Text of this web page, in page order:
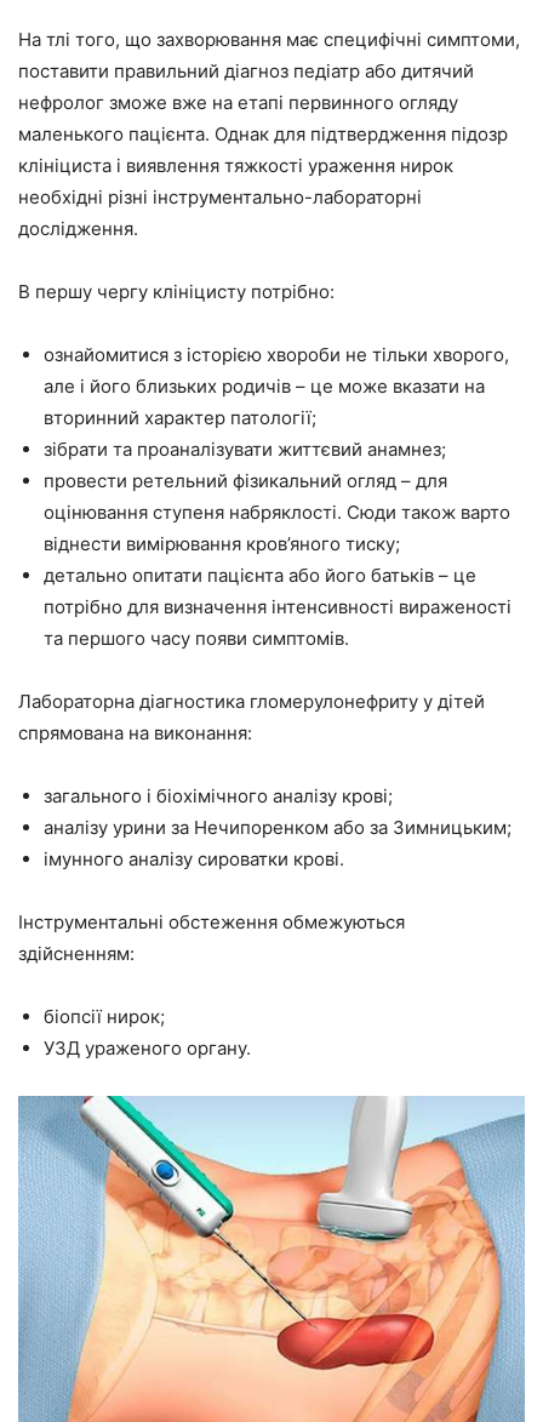
На тлі того, що захворювання має специфічні симптоми,
поставити правильний діагноз педіатр або дитячий
нефролог зможе вже на етапі первинного огляду
маленького пацієнта. Однак для підтвердження підозр
клініциста і виявлення тяжкості ураження нирок
необхідні різні інструментально-лабораторні
дослідження.
В першу чергу клініцисту потрібно:
ознайомитися з історією хвороби не тільки хворого,
але і його близьких родичів – це може вказати на
вторинний характер патології;
зібрати та проаналізувати життєвий анамнез;
провести ретельний фізикальний огляд – для
оцінювання ступеня набряклості. Сюди також варто
віднести вимірювання кров’яного тиску;
детально опитати пацієнта або його батьків – це
потрібно для визначення інтенсивності вираженості
та першого часу появи симптомів.
Лабораторна діагностика гломерулонефриту у дітей
спрямована на виконання:
загального і біохімічного аналізу крові;
аналізу урини за Нечипоренком або за Зимницьким;
імунного аналізу сироватки крові.
Інструментальні обстеження обмежуються
здійсненням:
біопсії нирок;
УЗД ураженого органу.